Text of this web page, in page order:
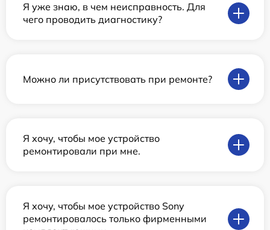
Я уже знаю, в чем неисправность. Для
чего проводить диагностику?
Можно ли присутствовать при ремонте?
Я хочу, чтобы мое устройство
ремонтировали при мне.
Я хочу, чтобы мое устройство Sony
ремонтировалось только фирменными